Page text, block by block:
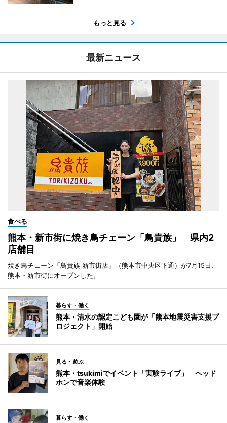
もっと見る
最新ニュース
食べる
熊本・新市街に焼き鳥チェーン「鳥貴族」 県内2
店舗目
焼き鳥チェーン「鳥貴族 新市街店」（熊本市中央区下通）が7月15日、
熊本・新市街にオープンした。
暮らす・働く
熊本・清水の認定こども園が「熊本地震災害支援プ
ロジェクト」開始
見る・遊ぶ
熊本・tsukimiでイベント「実験ライブ」 ヘッド
ホンで音楽体験
暮らす・働く